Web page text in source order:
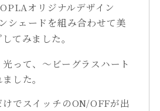
オリジナルデザイン
シェードを組み合わせて美
てみました。
って、～ビーグラスハート
した。
でスイッチのON/OFFが出